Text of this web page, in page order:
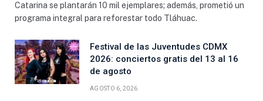
Catarina se plantarán 10 mil ejemplares; además, prometió un
programa integral para reforestar todo Tláhuac.
Festival de las Juventudes CDMX
2026: conciertos gratis del 13 al 16
de agosto
AGOSTO 6, 2026